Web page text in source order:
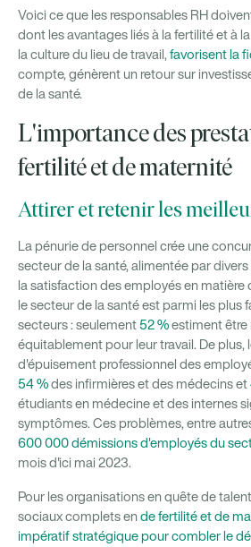
Voici ce que les responsables RH
dont les avantages liés à la fertilité et à
la culture du lieu de travail, favorisent la
compte, génèrent un retour sur
de la santé.
L'importance des
fertilité et de maternité
Attirer et retenir les
La pénurie de personnel crée une
secteur de la santé, alimentée par divers
la satisfaction des employés en matière
le secteur de la santé est parmi les plus
secteurs : seulement52 %estiment être
équitablement pour leur travail. De plus,
d'épuisement professionnel des
54 %des infirmières et des médecins et
étudiants en médecine et des internes
symptômes. Ces problèmes, entre
600 000 démissions d'employés du
mois d'ici mai 2023.
Pour les organisations en quête de
sociaux complets ende fertilité et de
impératif stratégique pour combler le